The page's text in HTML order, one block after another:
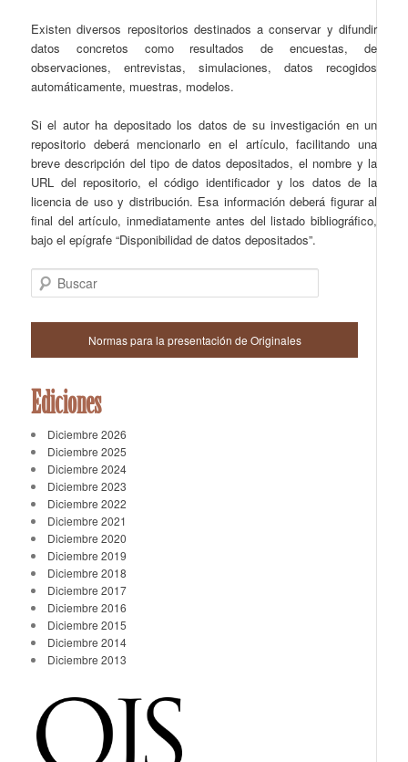
Existen diversos repositorios destinados a conservar y difundir
datos concretos como resultados de encuestas, de
observaciones, entrevistas, simulaciones, datos recogidos
automáticamente, muestras, modelos.
Si el autor ha depositado los datos de su investigación en un
repositorio deberá mencionarlo en el artículo, facilitando una
breve descripción del tipo de datos depositados, el nombre y la
URL del repositorio, el código identificador y los datos de la
licencia de uso y distribución. Esa información deberá figurar al
final del artículo, inmediatamente antes del listado bibliográfico,
bajo el epígrafe “Disponibilidad de datos depositados”.
Buscar
Normas para la presentación de Originales
Ediciones
Diciembre 2026
Diciembre 2025
Diciembre 2024
Diciembre 2023
Diciembre 2022
Diciembre 2021
Diciembre 2020
Diciembre 2019
Diciembre 2018
Diciembre 2017
Diciembre 2016
Diciembre 2015
Diciembre 2014
Diciembre 2013